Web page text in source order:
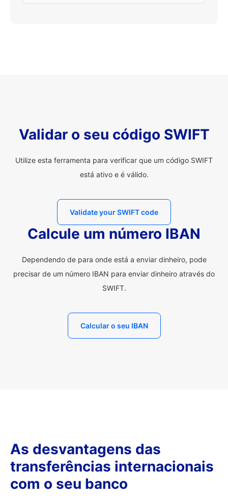
Validar o seu código SWIFT
Utilize esta ferramenta para verificar que um código SWIFT
está ativo e é válido.
Validate your SWIFT code
Calcule um número IBAN
Dependendo de para onde está a enviar dinheiro, pode
precisar de um número IBAN para enviar dinheiro através do
SWIFT.
Calcular o seu IBAN
As desvantagens das
transferências internacionais
com o seu banco